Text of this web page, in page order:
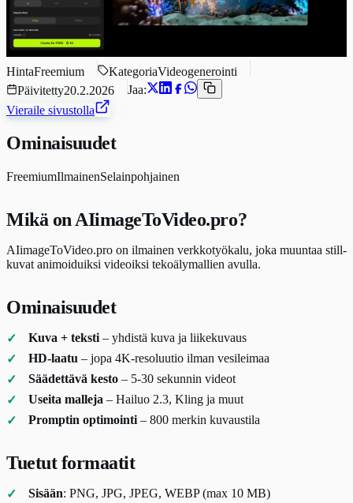
HintaFreemium KategoriaVideogenerointi
Päivitetty20.2.2026
Jaa:
Vieraile sivustolla
Ominaisuudet
FreemiumIlmainenSelainpohjainen
Mikä on AIimageToVideo.pro?
AIimageToVideo.pro on ilmainen verkkotyökalu, joka muuntaa still-
kuvat animoiduiksi videoiksi tekoälymallien avulla.
Ominaisuudet
Kuva + teksti – yhdistä kuva ja liikekuvaus
HD-laatu – jopa 4K-resoluutio ilman vesileimaa
Säädettävä kesto – 5-30 sekunnin videot
Useita malleja – Hailuo 2.3, Kling ja muut
Promptin optimointi – 800 merkin kuvaustila
Tuetut formaatit
Sisään: PNG, JPG, JPEG, WEBP (max 10 MB)